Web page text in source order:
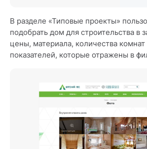
В разделе «Типовые проекты»
подобрать дом для строительства в
цены, материала, количества комнат
показателей, которые отражены в